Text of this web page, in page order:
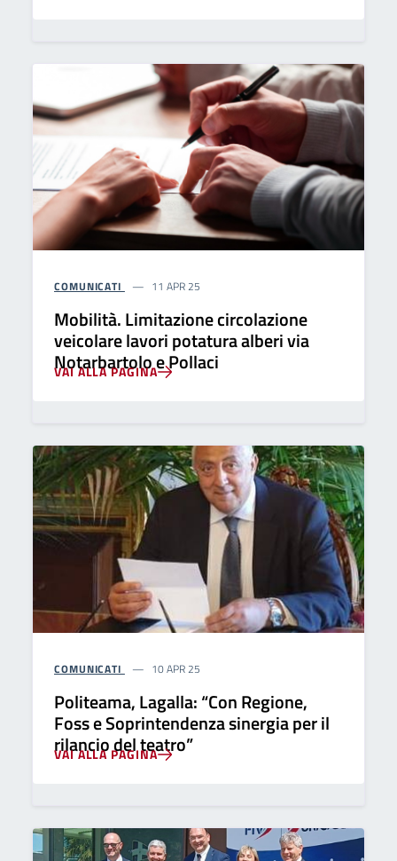
COMUNICATI 11 APR 25
Mobilità. Limitazione circolazione
veicolare lavori potatura alberi via
Notarbartolo e Pollaci
VAI ALLA PAGINA
COMUNICATI 10 APR 25
Politeama, Lagalla: “Con Regione,
Foss e Soprintendenza sinergia per il
rilancio del teatro”
VAI ALLA PAGINA